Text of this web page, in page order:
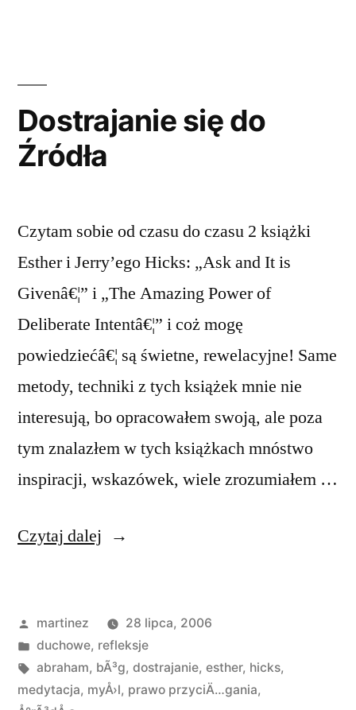
Dostrajanie się do
Źródła
Czytam sobie od czasu do czasu 2 książki
Esther i Jerry’ego Hicks: „Ask and It is
Givenâ€¦” i „The Amazing Power of
Deliberate Intentâ€¦” i coż mogę
powiedziećâ€¦ są świetne, rewelacyjne! Same
metody, techniki z tych książek mnie nie
interesują, bo opracowałem swoją, ale poza
tym znalazłem w tych książkach mnóstwo
inspiracji, wskazówek, wiele zrozumiałem …
Czytaj dalej „Dostrajanie
Źródła”
Opublikowane
przez
martinez
28 lipca, 2006
Opublikowano
w
duchowe, refleksje
Tagi:
abraham, bÃ³g, dostrajanie, esther, hicks,
medytacja, myÅ›l, prawo przyciÄ…gania,